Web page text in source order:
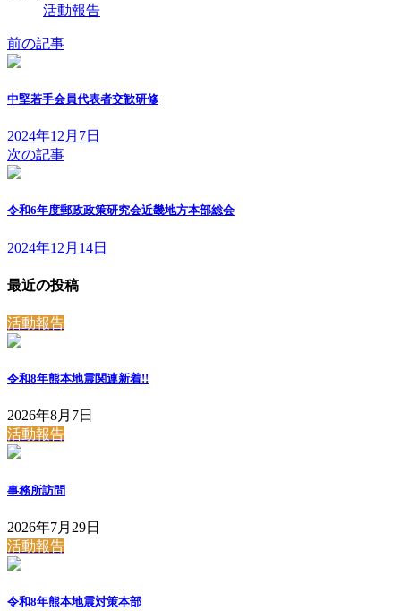
活動報告
前の記事
中堅若手会員代表者交歓研修
2024年12月7日
次の記事
令和6年度郵政政策研究会近畿地方本部総会
2024年12月14日
最近の投稿
活動報告
令和8年熊本地震関連新着!!
2026年8月7日
活動報告
事務所訪問
2026年7月29日
活動報告
令和8年熊本地震対策本部